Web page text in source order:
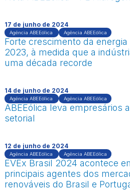
17 de junho de 2024
Agência ABEEólica Agência ABEEólica
Forte crescimento da
2023, à medida que a
uma década recorde
14 de junho de 2024
Agência ABEEólica Agência ABEEólica
ABEEólica leva empresários
setorial
12 de junho de 2024
Agência ABEEólica Agência ABEEólica
EVEx Brasil 2024 acontece
principais agentes dos
renováveis do Brasil e